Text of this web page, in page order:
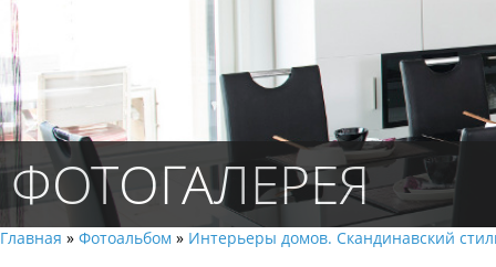
ФОТОГАЛЕРЕЯ
Главная » Фотоальбом » Интерьеры домов. Скандинавский